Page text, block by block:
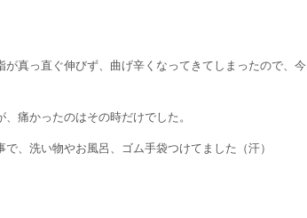
真っ直ぐ伸びず、曲げ辛くなってきてしまったので、今
痛かったのはその時だけでした。
、洗い物やお風呂、ゴム手袋つけてました（汗）